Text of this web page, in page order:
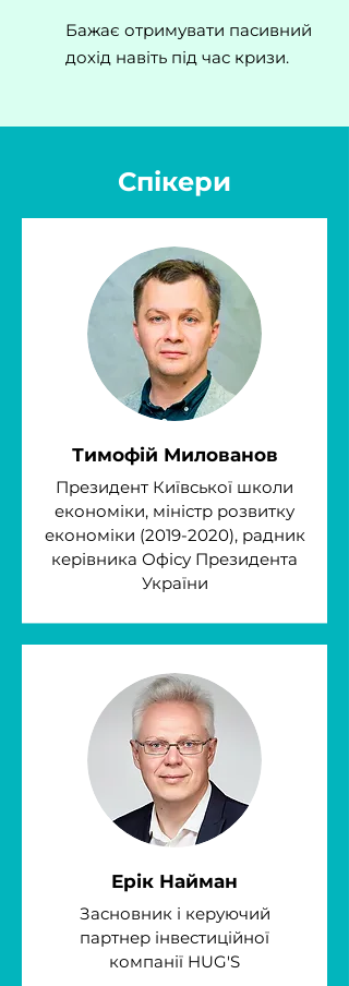
Бажає отримувати пасивний
дохід навіть під час кризи.
Спікери
Тимофій Милованов
Президент Київської школи
економіки, міністр розвитку
економіки (2019-2020), радник
керівника Офісу Президента
України
Ерік Найман
Засновник і керуючий
партнер інвестиційної
компанії HUG'S